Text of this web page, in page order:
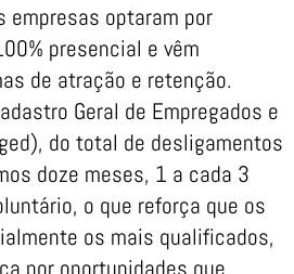
empresas optaram por
presencial e vêm
de atração e retenção.
Geral de Empregados e
do total de desligamentos
doze meses, 1 a cada 3
o que reforça que os
os mais qualificados,
por oportunidades que